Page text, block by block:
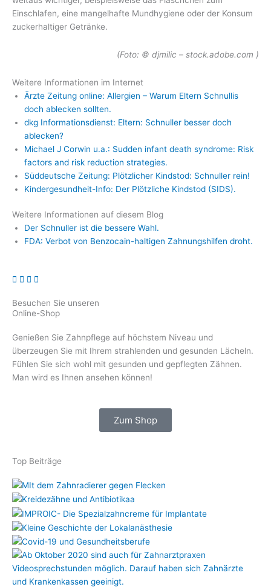
Einschlafen, eine mangelhafte Mundhygiene oder der Konsum
zuckerhaltiger Getränke.
(Foto: © djmilic – stock.adobe.com )
Weitere Informationen im Internet
Ärzte Zeitung online: Allergien – Warum Eltern Schnullis
doch ablecken sollten.
dkg Informationsdienst: Eltern: Schnuller besser doch
ablecken?
Michael J Corwin u.a.: Sudden infant death syndrome: Risk
factors and risk reduction strategies.
Süddeutsche Zeitung: Plötzlicher Kindstod: Schnuller rein!
Kindergesundheit-Info: Der Plötzliche Kindstod (SIDS).
Weitere Informationen auf diesem Blog
Der Schnuller ist die bessere Wahl.
FDA: Verbot von Benzocain-haltigen Zahnungshilfen droht.
Besuchen Sie unseren
Online-Shop
Genießen Sie Zahnpflege auf höchstem Niveau und
überzeugen Sie mit Ihrem strahlenden und gesunden Lächeln.
Fühlen Sie sich wohl mit gesunden und gepflegten Zähnen.
Man wird es Ihnen ansehen können!
Zum Shop
Top Beiträge